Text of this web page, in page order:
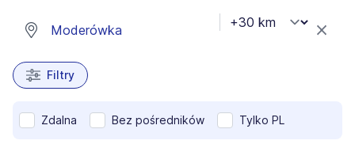
Filtry
Zdalna Bez pośredników Tylko PL